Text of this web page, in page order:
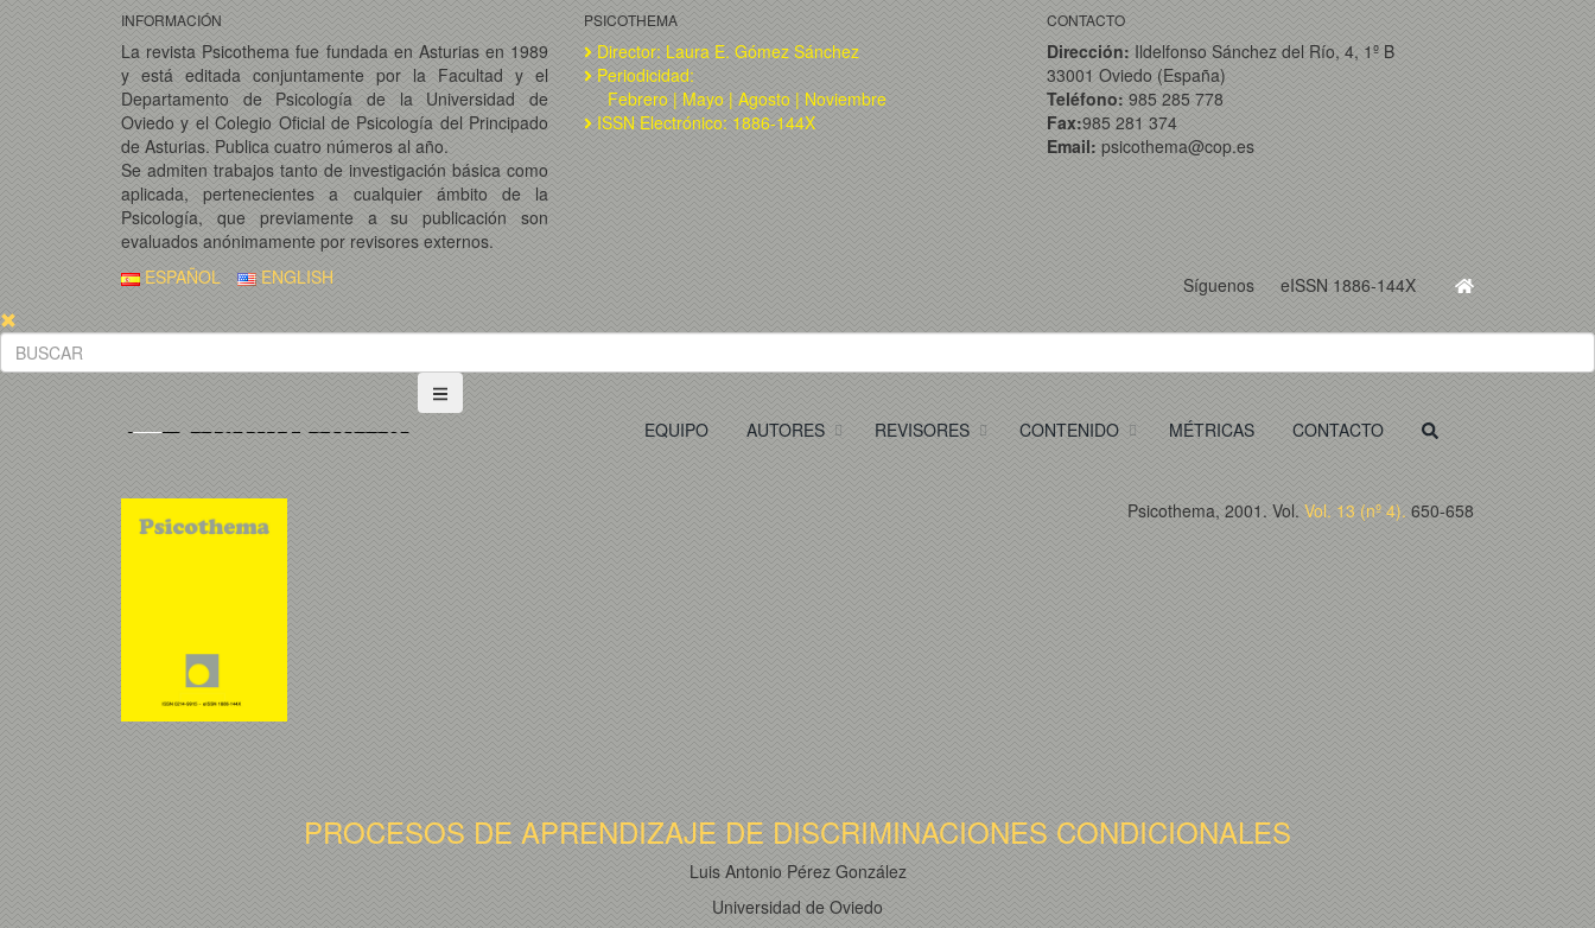
INFORMACIÓN
La revista Psicothema fue fundada en Asturias en 1989
y está editada conjuntamente por la Facultad y el
Departamento de Psicología de la Universidad de
Oviedo y el Colegio Oficial de Psicología del Principado
de Asturias. Publica cuatro números al año.
Se admiten trabajos tanto de investigación básica como
aplicada, pertenecientes a cualquier ámbito de la
Psicología, que previamente a su publicación son
evaluados anónimamente por revisores externos.
PSICOTHEMA
Director: Laura E. Gómez Sánchez
Periodicidad:
Febrero | Mayo | Agosto | Noviembre
ISSN Electrónico: 1886-144X
CONTACTO
Dirección: Ildelfonso Sánchez del Río, 4, 1º B
33001 Oviedo (España)
Teléfono: 985 285 778
Fax:985 281 374
Email: psicothema@cop.es
Síguenos eISSN 1886-144X
ESPAÑOL ENGLISH
EQUIPO AUTORES REVISORES CONTENIDO MÉTRICAS CONTACTO
Psicothema, 2001. Vol. Vol. 13 (nº 4). 650-658
PROCESOS DE APRENDIZAJE DE DISCRIMINACIONES CONDICIONALES
Luis Antonio Pérez González
Universidad de Oviedo